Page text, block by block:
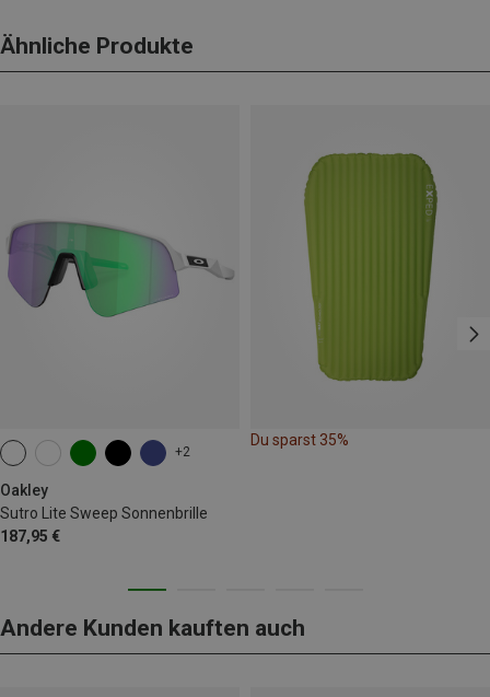
Ähnliche Produkte
+2
Oakley
Sutro Lite Sweep Sonnenbrille
187,95 €
Du sparst 35%
Andere Kunden kauften auch